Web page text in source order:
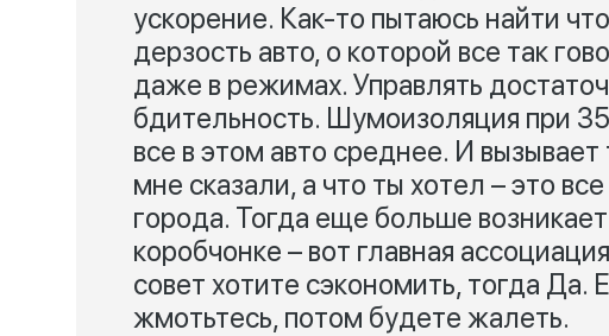
ускорение. Как-то пытаюсь найти
дерзость авто, о которой все так
даже в режимах. Управлять
бдительность. Шумоизоляция при
все в этом авто среднее. И
мне сказали, а что ты хотел – это
города. Тогда еще больше
коробчонке – вот главная
совет хотите сэкономить, тогда Да.
жмотьтесь, потом будете жалеть.